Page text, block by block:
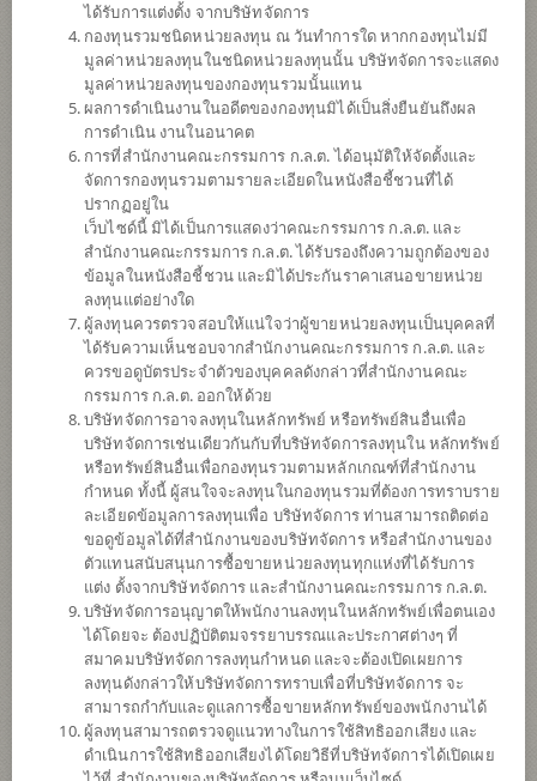
กองทุนเปิดไทยพาณิชย์ ดัชนีหุ้น Asia ex
Japan (ชนิดสะสมมูลค่า)
SCBAXJ(A)
ความเสี่ยงสูง
6
ตั้งแต่ต้นปี
มูลค่าหน่วยลงทุน
14.5951
0.0532
ข้อมูล ณ วันที่ 7 ส.ค. 2569
ได้รับการแต่งตั้ง จากบริษัทจัดการ
กองทุนรวมชนิดหน่วยลงทุน ณ วันทำการใด หากกองทุนไม่มี
มูลค่าหน่วยลงทุนในชนิดหน่วยลงทุนนั้น บริษัทจัดการจะแสดง
มูลค่าหน่วยลงทุนของกองทุนรวมนั้นแทน
ผลการดำเนินงานในอดีตของกองทุนมิได้เป็นสิ่งยืนยันถึงผล
การดำเนิน งานในอนาคต
การที่สำนักงานคณะกรรมการ ก.ล.ต. ได้อนุมัติให้จัดตั้งและ
จัดการกองทุนรวมตามรายละเอียดในหนังสือชี้ชวนที่ได้
ปรากฏอยู่ใน
เว็บไซด์นี้ มิได้เป็นการแสดงว่าคณะกรรมการ ก.ล.ต. และ
สำนักงานคณะกรรมการ ก.ล.ต. ได้รับรองถึงความถูกต้องของ
ข้อมูลในหนังสือชี้ชวน และมิได้ประกันราคาเสนอขายหน่วย
ลงทุนแต่อย่างใด
ผู้ลงทุนควรตรวจสอบให้แน่ใจว่าผู้ขายหน่วยลงทุนเป็นบุคคลที่
ได้รับความเห็นชอบจากสำนักงานคณะกรรมการ ก.ล.ต. และ
ควรขอดูบัตรประจำตัวของบุคคลดังกล่าวที่สำนักงานคณะ
กรรมการ ก.ล.ต. ออกให้ด้วย
บริษัทจัดการอาจลงทุนในหลักทรัพย์ หรือทรัพย์สินอื่นเพื่อ
บริษัทจัดการเช่นเดียวกันกับที่บริษัทจัดการลงทุนใน หลักทรัพย์
หรือทรัพย์สินอื่นเพื่อกองทุนรวมตามหลักเกณฑ์ที่สำนักงาน
กำหนด ทั้งนี้ ผู้สนใจจะลงทุนในกองทุนรวมที่ต้องการทราบราย
ละเอียดข้อมูลการลงทุนเพื่อ บริษัทจัดการ ท่านสามารถติดต่อ
ขอดูข้อมูลได้ที่สำนักงานของบริษัทจัดการ หรือสำนักงานของ
ตัวแทนสนับสนุนการซื้อขายหน่วยลงทุนทุกแห่งที่ได้รับการ
แต่ง ตั้งจากบริษัทจัดการ และสำนักงานคณะกรรมการ ก.ล.ต.
บริษัทจัดการอนุญาตให้พนักงานลงทุนในหลักทรัพย์เพื่อตนเอง
ได้โดยจะ ต้องปฏิบัติตมจรรยาบรรณและประกาศต่างๆ ที่
สมาคมบริษัทจัดการลงทุนกำหนด และจะต้องเปิดเผยการ
ลงทุนดังกล่าวให้บริษัทจัดการทราบเพื่อที่บริษัทจัดการ จะ
สามารถกำกับและดูแลการซื้อขายหลักทรัพย์ของพนักงานได้
ผู้ลงทุนสามารถตรวจดูแนวทางในการใช้สิทธิออกเสียง และ
ดำเนินการใช้สิทธิออกเสียงได้โดยวิธีที่บริษัทจัดการได้เปิดเผย